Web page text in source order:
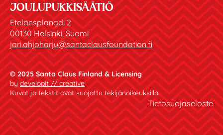
JOULUPUKKISÄÄTIÖ
Eteläesplanadi 2
00130 Helsinki, Suomi
jari.ahjoharju@santaclausfoundation.fi
© 2025 Santa Claus Finland & Licensing
by developit // creative
Kuvat ja tekstit ovat suojattu tekijänoikeuksilla.
Tietosuojaseloste